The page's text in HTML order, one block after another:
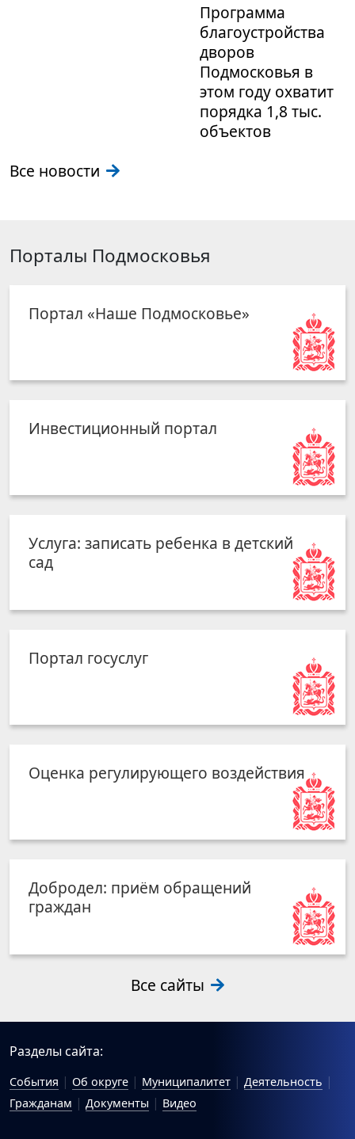
Программа
благоустройства
дворов
Подмосковья в
этом году охватит
порядка 1,8 тыс.
объектов
Все новости
Порталы Подмосковья
Портал «Наше Подмосковье»
Инвестиционный портал
Услуга: записать ребенка в детский
сад
Портал госуслуг
Оценка регулирующего воздействия
Добродел: приём обращений
граждан
Все сайты
Разделы сайта:
События Об округе Муниципалитет
Деятельность
Гражданам
Документы Видео